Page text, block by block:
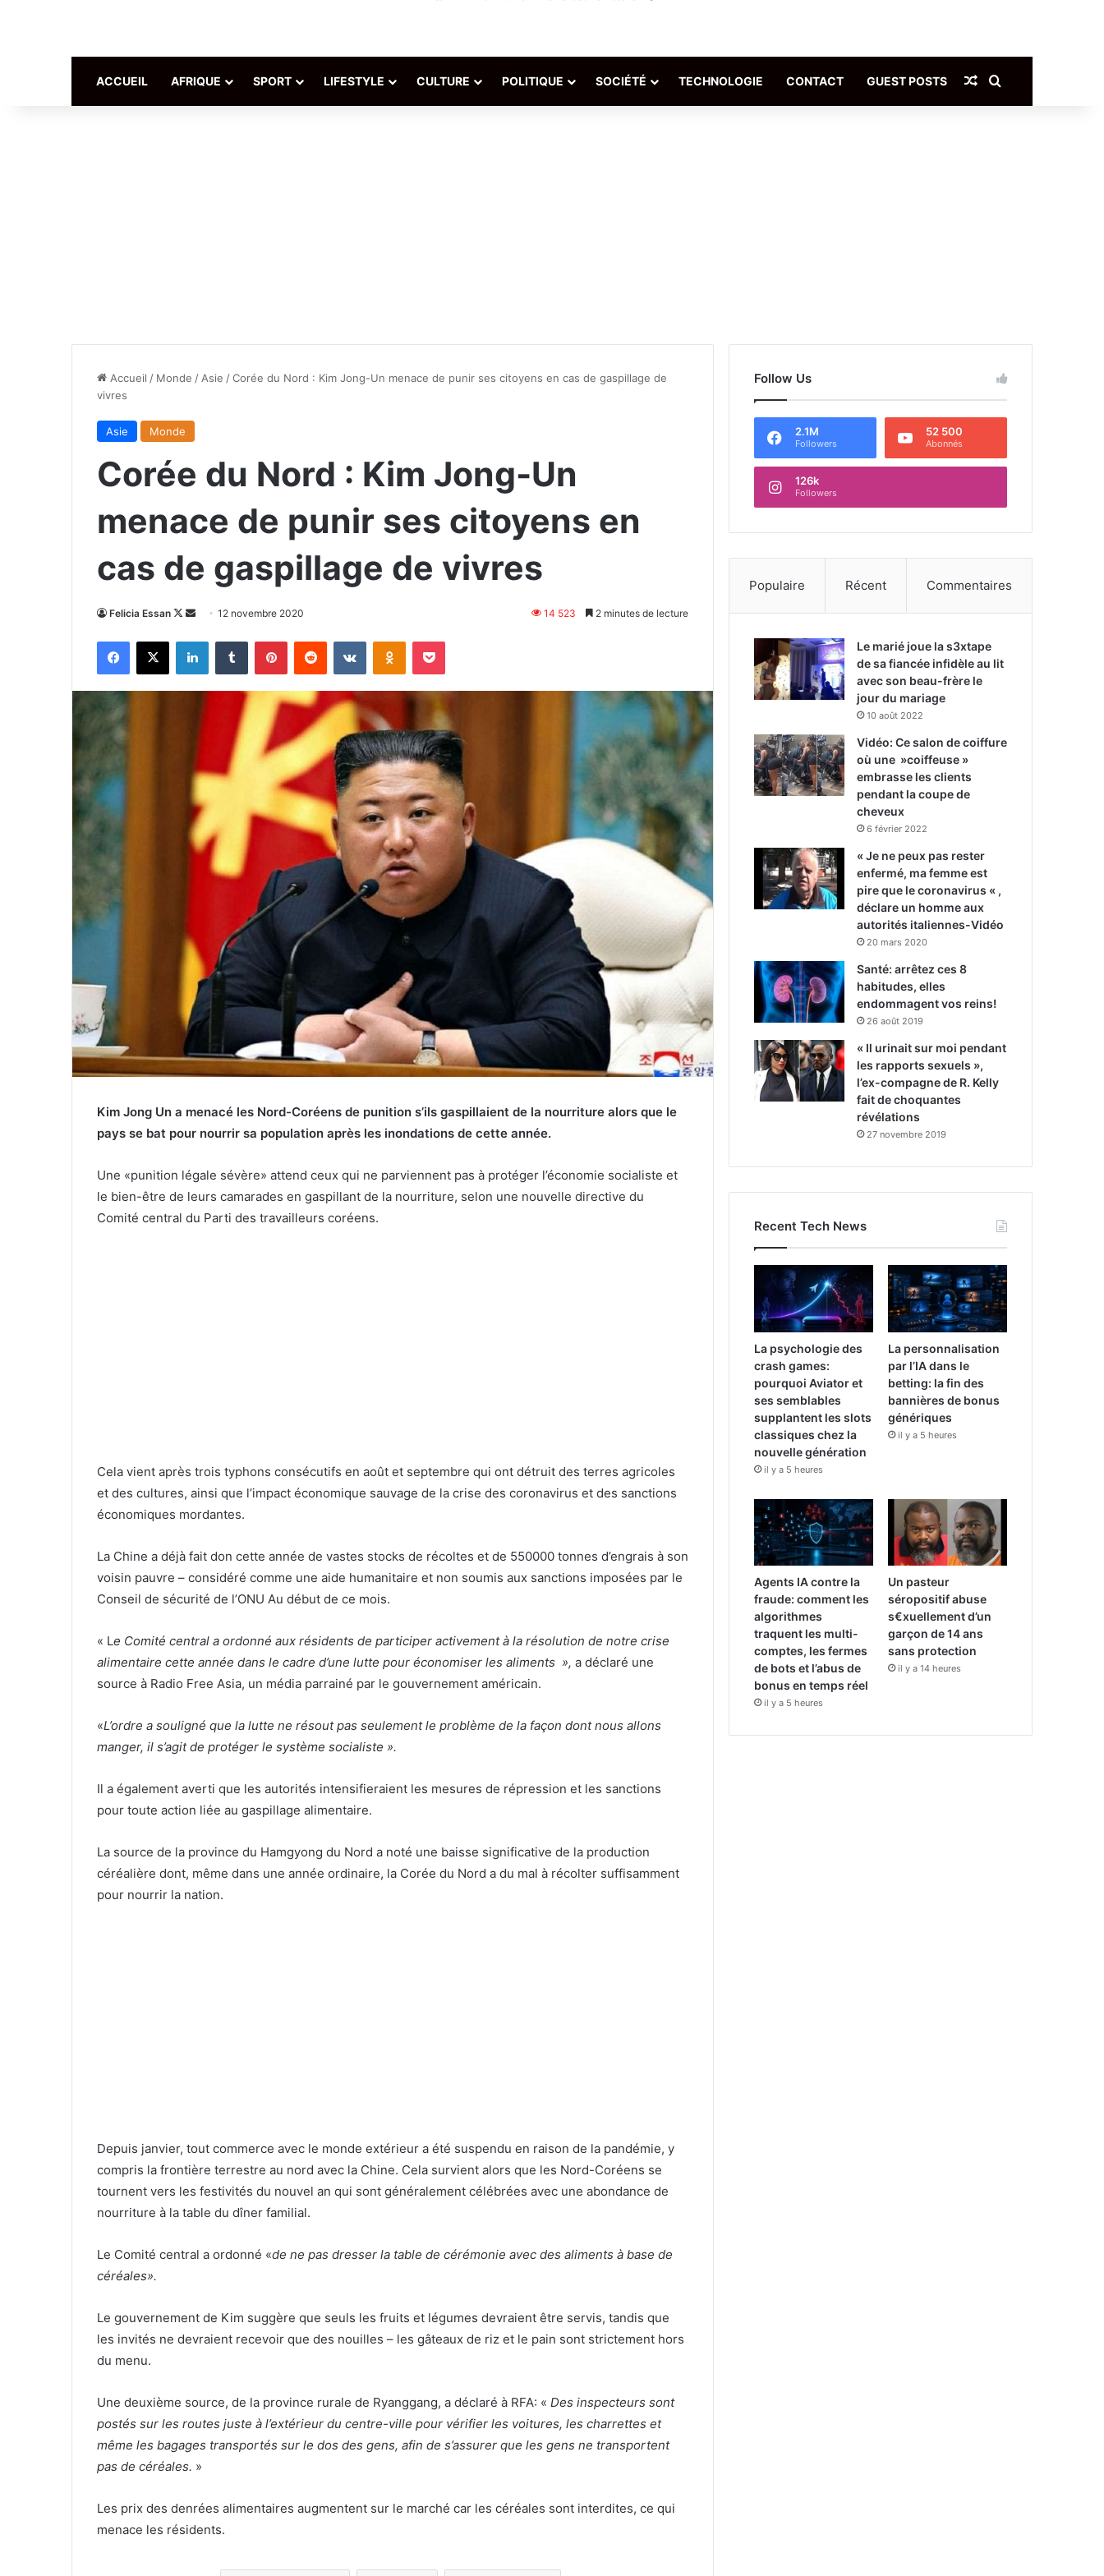
ACCUEIL AFRIQUE SPORT LIFESTYLE CULTURE POLITIQUE SOCIÉTÉ TECHNOLOGIE CONTACT GUEST POSTS Article Aléatoire
Accueil / Monde / Asie /Corée du Nord : Kim Jong-Un menace de punir ses citoyens en cas de gaspillage de
vivres
Asie Monde
Corée du Nord : Kim Jong-Un
menace de punir ses citoyens en
cas de gaspillage de vivres
Felicia Essan
Follow
X
Envoyer12 novembre 2020 14 523 2 minutes de lecture
Facebook
X LinkedinTumblr PinterestReddit VKontakteOdnoklassniki
Pocket
Kim Jong Un a menacé les Nord-Coréens de punition s’ils gaspillaient de la nourriture alors que le
pays se bat pour nourrir sa population après les inondations de cette année.
Une «punition légale sévère» attend ceux qui ne parviennent pas à protéger l’économie socialiste et
le bien-être de leurs camarades en gaspillant de la nourriture, selon une nouvelle directive du
Comité central du Parti des travailleurs coréens.
Cela vient après trois typhons consécutifs en août et septembre qui ont détruit des terres agricoles
et des cultures, ainsi que l’impact économique sauvage de la crise des coronavirus et des sanctions
économiques mordantes.
La Chine a déjà fait don cette année de vastes stocks de récoltes et de 550000 tonnes d’engrais à son
voisin pauvre – considéré comme une aide humanitaire et non soumis aux sanctions imposées par le
Conseil de sécurité de l’ONU Au début de ce mois.
« Le Comité central a ordonné aux résidents de participer activement à la résolution de notre crise
alimentaire cette année dans le cadre d’une lutte pour économiser les aliments », a déclaré une
source à Radio Free Asia, un média parrainé par le gouvernement américain.
«L’ordre a souligné que la lutte ne résout pas seulement le problème de la façon dont nous allons
manger, il s’agit de protéger le système socialiste ».
Il a également averti que les autorités intensifieraient les mesures de répression et les sanctions
pour toute action liée au gaspillage alimentaire.
La source de la province du Hamgyong du Nord a noté une baisse significative de la production
céréalière dont, même dans une année ordinaire, la Corée du Nord a du mal à récolter suffisamment
pour nourrir la nation.
Depuis janvier, tout commerce avec le monde extérieur a été suspendu en raison de la pandémie, y
compris la frontière terrestre au nord avec la Chine. Cela survient alors que les Nord-Coréens se
tournent vers les festivités du nouvel an qui sont généralement célébrées avec une abondance de
nourriture à la table du dîner familial.
Le Comité central a ordonné «de ne pas dresser la table de cérémonie avec des aliments à base de
céréales».
Le gouvernement de Kim suggère que seuls les fruits et légumes devraient être servis, tandis que
les invités ne devraient recevoir que des nouilles – les gâteaux de riz et le pain sont strictement hors
du menu.
Une deuxième source, de la province rurale de Ryanggang, a déclaré à RFA: « Des inspecteurs sont
postés sur les routes juste à l’extérieur du centre-ville pour vérifier les voitures, les charrettes et
même les bagages transportés sur le dos des gens, afin de s’assurer que les gens ne transportent
pas de céréales. »
Les prix des denrées alimentaires augmentent sur le marché car les céréales sont interdites, ce qui
menace les résidents.
Follow Us
2.1M
Followers
52 500
Abonnés
126k
Followers
Populaire Récent Commentaires
Le marié joue la s3xtape
de sa fiancée infidèle au lit
avec son beau-frère le
jour du mariage
10 août 2022
Vidéo: Ce salon de coiffure
où une »coiffeuse »
embrasse les clients
pendant la coupe de
cheveux
6 février 2022
« Je ne peux pas rester
enfermé, ma femme est
pire que le coronavirus « ,
déclare un homme aux
autorités italiennes-Vidéo
20 mars 2020
Santé: arrêtez ces 8
habitudes, elles
endommagent vos reins!
26 août 2019
« Il urinait sur moi pendant
les rapports sexuels »,
l’ex-compagne de R. Kelly
fait de choquantes
révélations
27 novembre 2019
Recent Tech News
La psychologie des
crash games:
pourquoi Aviator et
ses semblables
supplantent les slots
classiques chez la
nouvelle génération
il y a 5 heures
La personnalisation
par l’IA dans le
betting: la fin des
bannières de bonus
génériques
il y a 5 heures
Agents IA contre la
fraude: comment les
algorithmes
traquent les multi-
comptes, les fermes
de bots et l’abus de
bonus en temps réel
il y a 5 heures
Un pasteur
séropositif abuse
s€xuellement d’un
garçon de 14 ans
sans protection
il y a 14 heures